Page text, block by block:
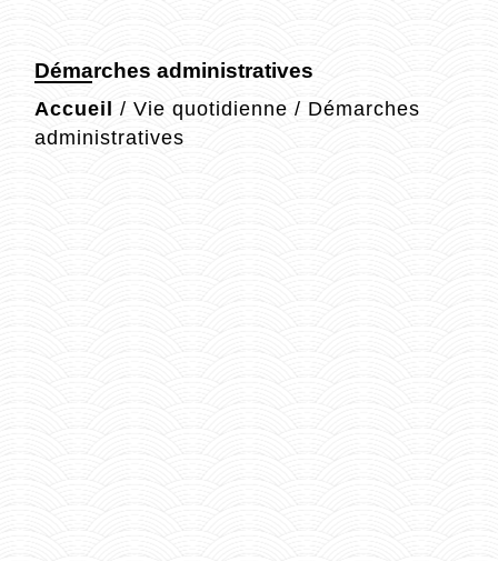
Démarches administratives
Accueil / Vie quotidienne / Démarches
administratives